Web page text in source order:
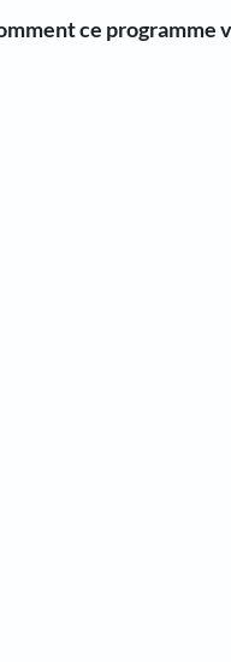
ce programme